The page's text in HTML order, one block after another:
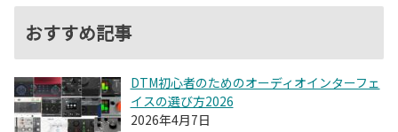
おすすめ記事
DTM初心者のためのオーディオインターフェ
イスの選び方2026
2026年4月7日